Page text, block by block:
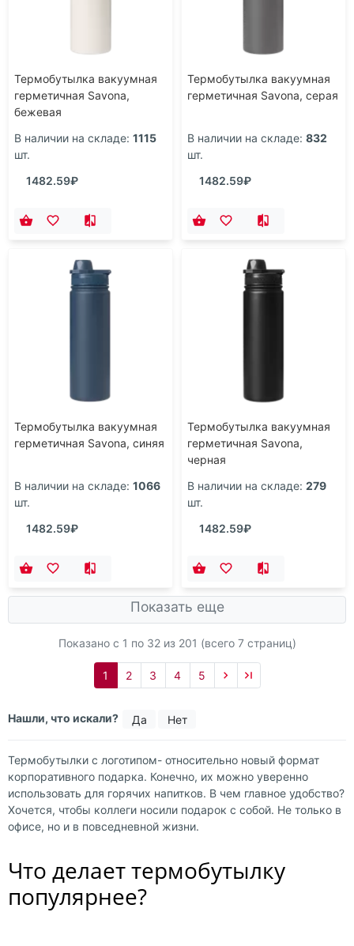
Термобутылка вакуумная
герметичная Savona,
бежевая
В наличии на складе: 1115
шт.
1482.59₽
Термобутылка вакуумная
герметичная Savona, серая
В наличии на складе: 832
шт.
1482.59₽
Термобутылка вакуумная
герметичная Savona, синяя
В наличии на складе: 1066
шт.
1482.59₽
Термобутылка вакуумная
герметичная Savona,
черная
В наличии на складе: 279
шт.
1482.59₽
Показать еще
Показано с 1 по 32из 201 (всего 7 страниц)
1 2 3 4 5
Нашли, что искали? Да Нет
Термобутылки с логотипом- относительно новый формат
корпоративного подарка. Конечно, их можно уверенно
использовать для горячих напитков. В чем главное удобство?
Хочется, чтобы коллеги носили подарок с собой. Не только в
офисе, но и в повседневной жизни.
Что делает термобутылку
популярнее?